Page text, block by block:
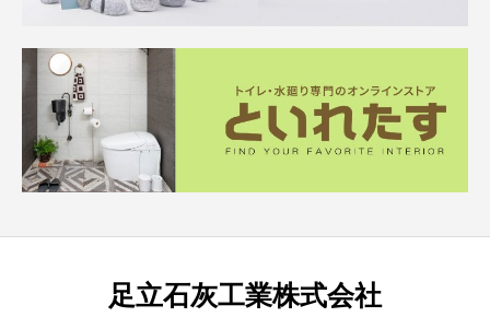
足立石灰工業株式会社